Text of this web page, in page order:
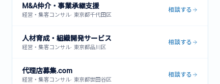
M&A仲介・事業承継支援
経営・集客コンサル· 東京都千代田区
相談する
人材育成・組織開発サービス
経営・集客コンサル· 東京都品川区
相談する
代理店募集.com
経営・集客コンサル· 東京都世田谷区
相談する